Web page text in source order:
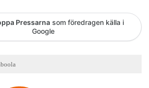
Pressarna som föredragen källa i
Google